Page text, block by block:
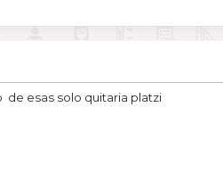
esas solo quitaria platzi